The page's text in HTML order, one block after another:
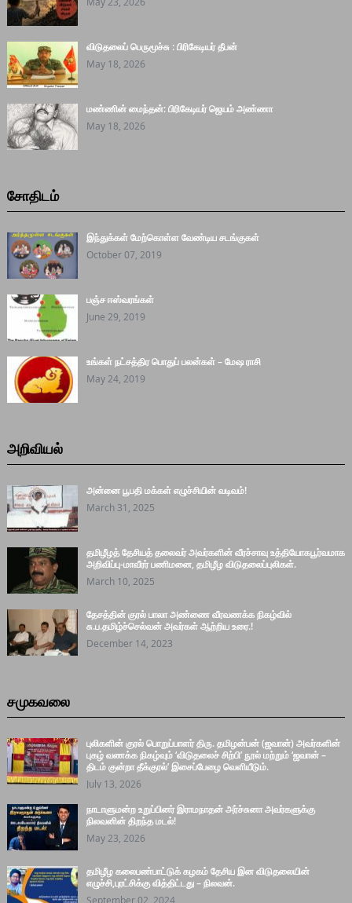
விடுதலைப் பெருமூச்சு : பிரிகேடியர் தீபன்
May 18, 2026
மண்ணின் மைந்தன்: பிரிகேடியர் ஜெயம் அண்ணா
May 18, 2026
சோதிடம்
இந்துக்கள் மேற்கொள்ள வேண்டிய சடங்குகள்
October 07, 2019
பஞ்ச ஈஸ்வரங்கள்
June 29, 2019
உங்கள் நட்சத்திர பொதுப் பலன்கள் – மேஷ ராசி
May 24, 2019
அறிவியல்
அன்னை பூபதி மக்கள் எழுச்சியின் வடிவம்!
March 31, 2025
தமிழீழத் தேசியத் தலைவர் அவர்களின் வீரச்சாவு உத்தியோகபூர்வமாக
அறிவிப்பு-மாவீரர் பணிமனை, தமிழீழ விடுதலைப்புலிகள்.
March 10, 2025
தேசத்தின் குரல் பாலா அண்ணை வீரவணக்க நிகழ்வில்
சு.ப.தமிழ்ச்செல்வன் அவர்கள் ஆற்றிய உரை.!
December 14, 2023
சமுகவலை
புலிகளின் குரல் பொறுப்பாளர் திரு. தமிழன்பன் (ஜவான்) அவர்களின்
புகழ் வணக்க நிகழ்வும் ‘விடுதலைச் சிற்பி’ நூல் மற்றும் ‘ஜவான் –
திடம் குன்றா தீக்குரல்’ இசைப்பேழை வெளியீடும்.
July 13, 2026
நாடாளுமன்ற உறுப்பினர் இராமநாதன் அர்ச்சுனா அவர்களுக்கு
நிலவனின் திறந்த மடல்!
May 23, 2026
தமிழீழ கலைபண்பாட்டுக் கழகம் தேசிய இன விடுதலையின்
எழுச்சி,புரட்சிக்கு வித்திட்டது – நிலவன்.
September 02, 2024